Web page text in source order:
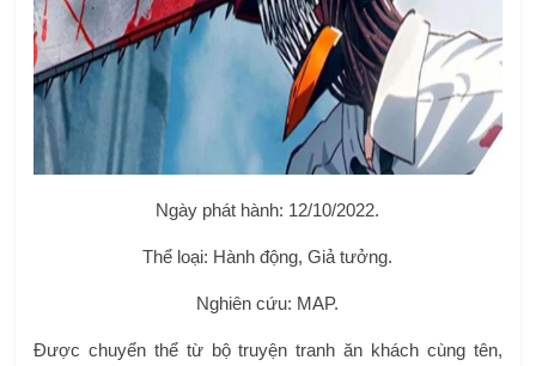
Ngày phát hành: 12/10/2022.
Thể loại: Hành động, Giả tưởng.
Nghiên cứu: MAP.
Được chuyển thể từ bộ truyện tranh ăn khách cùng tên,